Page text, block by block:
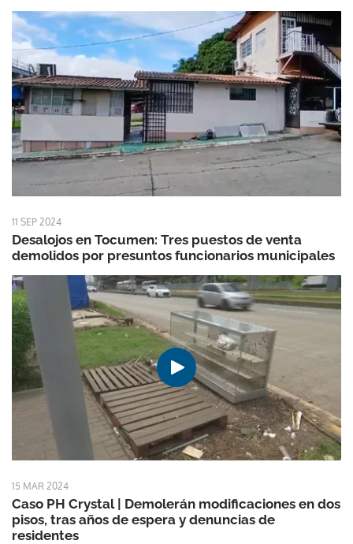
11 SEP 2024
Desalojos en Tocumen: Tres puestos de venta
demolidos por presuntos funcionarios municipales
15 MAR 2024
Caso PH Crystal | Demolerán modificaciones en dos
pisos, tras años de espera y denuncias de
residentes